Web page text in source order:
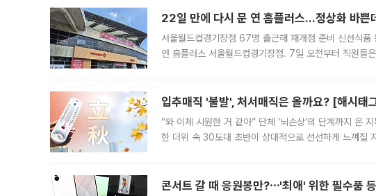
22일 만에 다시 문 연 홈플러스…정상화 바쁜
서울월드컵경기장점 67명 출근해 재개점 준비 신선식
연 홈플러스 서울월드컵경기장점. 7일 오전부터 직원들
입추매직 '불발', 처서매직은 올까요? [해시태
“와 이제 시원한 거 같아” 단체 ‘뇌손상’의 단계까지 온
한 더위 속 30도대 초반이 상대적으로 선선하게 느껴질
콘서트 갈 때 응원봉만?⋯'최애' 위한 필수품